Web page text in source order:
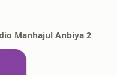
Manhajul Anbiya 2